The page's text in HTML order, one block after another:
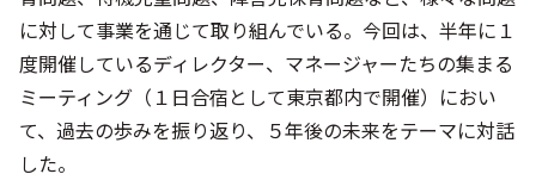
に対して事業を通じて取り組んでいる。今回は、半年に１
度開催しているディレクター、マネージャーたちの集まる
ミーティング（１日合宿として東京都内で開催）におい
て、過去の歩みを振り返り、５年後の未来をテーマに対話
した。